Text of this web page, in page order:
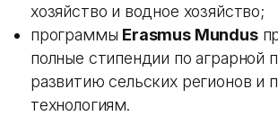
хозяйство и водное хозяйство;
программы Erasmus Mundus
полные стипендии по аграрной
развитию сельских регионов и
технологиям.